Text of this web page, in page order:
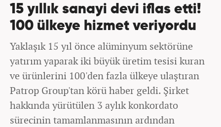
15 yıllık sanayi devi iflas etti!
100 ülkeye hizmet veriyordu
Yaklaşık 15 yıl önce alüminyum sektörüne
yatırım yaparak iki büyük üretim tesisi kuran
ve ürünlerini 100'den fazla ülkeye ulaştıran
Patrop Group'tan körü haber geldi. Şirket
hakkında yürütülen 3 aylık konkordato
sürecinin tamamlanmasının ardından